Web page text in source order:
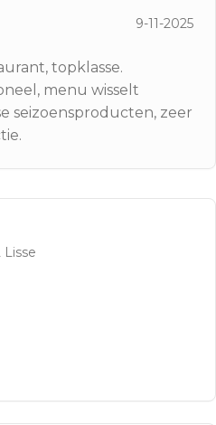
9-11-2025
topklasse.
menu wisselt
seizoensproducten, zeer
Lisse